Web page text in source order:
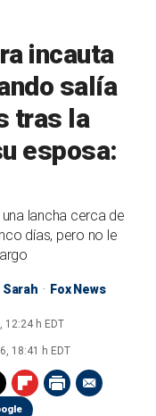
incauta
salía
tras la
esposa:
lancha cerca de
días, pero no le
Sarah Fox News
12:24 h EDT
18:41 h EDT